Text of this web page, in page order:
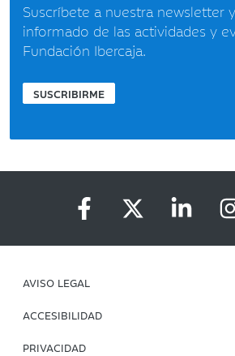
Suscríbete a nuestra newsletter
informado de las actividades y
Fundación Ibercaja.
SUSCRIBIRME
AVISO LEGAL
ACCESIBILIDAD
PRIVACIDAD